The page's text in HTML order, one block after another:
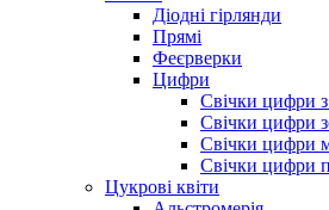
Діодні гірлянди
Прямі
Феєрверки
Цифри
Свічки цифри з
Свічки цифри
Свічки цифри
Свічки цифри
Цукрові квіти